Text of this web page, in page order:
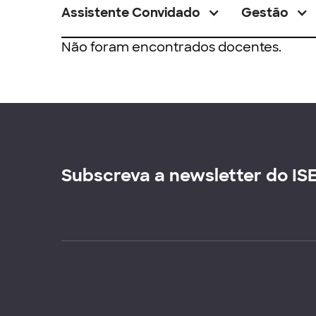
Assistente Convidado Gestão
Não foram encontrados docentes.
Subscreva a newsletter do